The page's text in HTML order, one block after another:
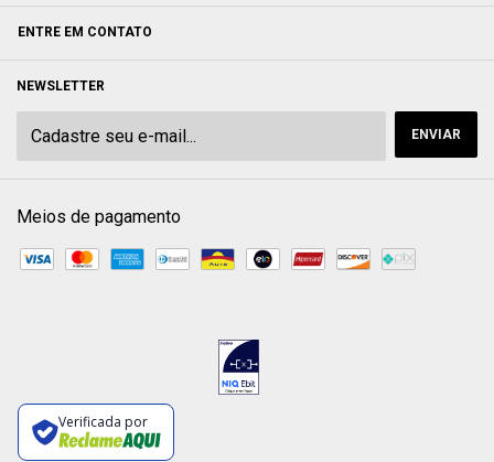
ENTRE EM CONTATO
NEWSLETTER
Meios de pagamento
Verificada por